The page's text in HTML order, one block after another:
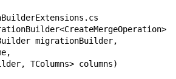
migrationBuilder,
TColumns> columns)